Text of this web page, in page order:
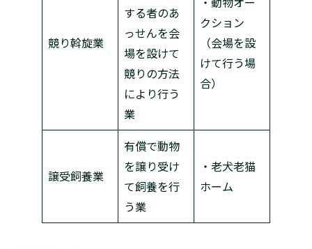
競り斡旋業
する者のあ
っせんを会
場を設けて
競りの方法
により行う
業
クション
（会場を設
けて行う場
合）
譲受飼養業
有償で動物
を譲り受け
て飼養を行
う業
・老犬老猫
ホーム